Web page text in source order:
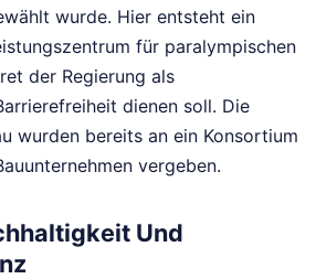
wurde. Hier entsteht ein
für paralympischen
der Regierung als
dienen soll. Die
wurden bereits an ein Konsortium
vergeben.
Und